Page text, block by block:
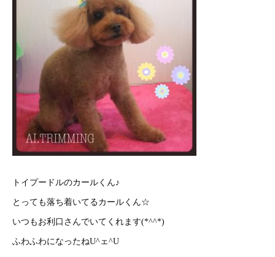
トイプードルのカールくん♪
とっても落ち着いてるカールくん☆
いつもお利口さんでいてくれます(*^^*)
ふわふわになったねU^ェ^U